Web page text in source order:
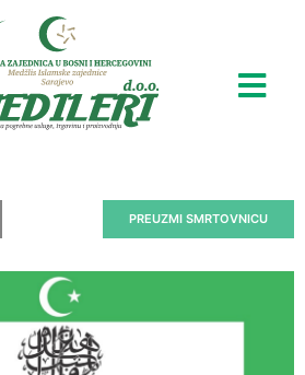
PREUZMI SMRTOVNICU